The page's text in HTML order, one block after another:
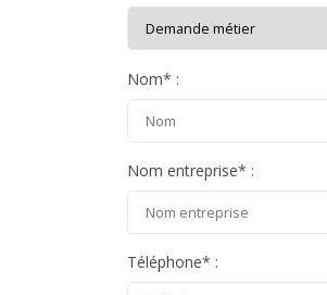
Nom* :
Nom entreprise* :
Téléphone* :